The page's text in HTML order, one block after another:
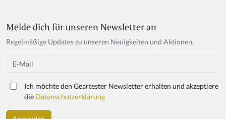
Melde dich für unseren Newsletter an
Regelmäßige Updates zu unseren Neuigkeiten und Aktionen.
Email
Ich möchte den Geartester Newsletter erhalten und akzeptiere
die Datenschutzerklärung